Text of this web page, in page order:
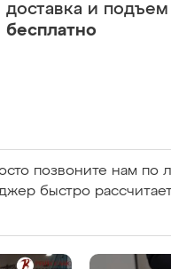
доставка и подъем
бесплатно
позвоните нам по
быстро